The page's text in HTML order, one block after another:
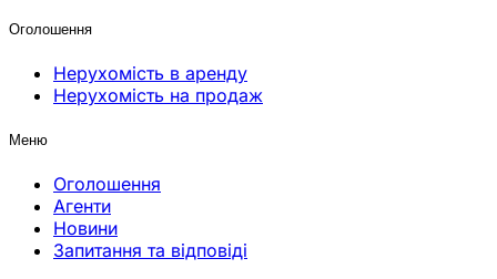
Оголошення
Нерухомість в аренду
Нерухомість на продаж
Меню
Оголошення
Агенти
Новини
Запитання та відповіді